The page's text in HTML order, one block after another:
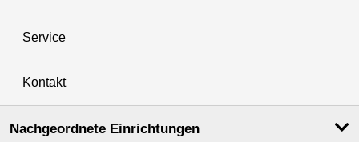
Service
Kontakt
Nachgeordnete Einrichtungen